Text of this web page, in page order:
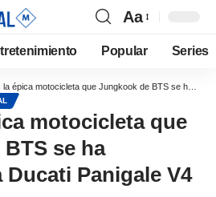
Aa
Popular Series
motocicleta que Jungkook de BTS se ha comprado: la Ducati Panigale V4 S
motocicleta que
se ha
Panigale V4